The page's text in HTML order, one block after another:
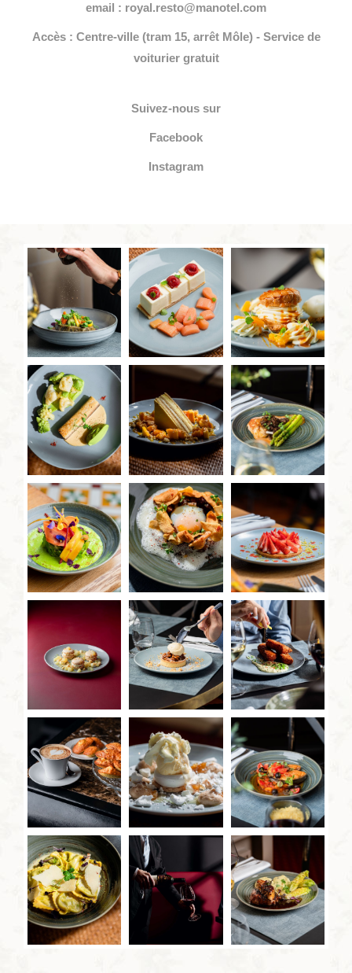
email : royal.resto@manotel.com
Accès : Centre-ville (tram 15, arrêt Môle) - Service de
voiturier gratuit
Suivez-nous sur
Facebook
Instagram